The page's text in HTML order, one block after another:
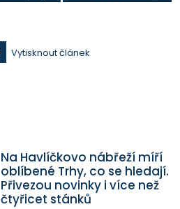
Vytisknout článek
Na Havlíčkovo nábřeží míří
oblíbené Trhy, co se hledají.
Přivezou novinky i více než
čtyřicet stánků